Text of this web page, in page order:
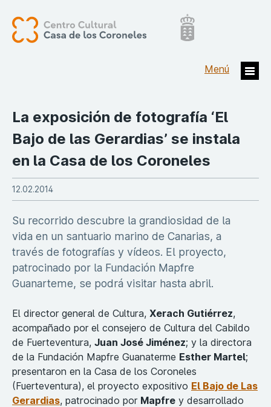
La exposición de fotografía ‘El
Bajo de las Gerardias’ se instala
en la Casa de los Coroneles
12.02.2014
Su recorrido descubre la grandiosidad de la
vida en un santuario marino de Canarias, a
través de fotografías y vídeos. El proyecto,
patrocinado por la Fundación Mapfre
Guanarteme, se podrá visitar hasta abril.
El director general de Cultura, Xerach Gutiérrez,
acompañado por el consejero de Cultura del Cabildo
de Fuerteventura, Juan José Jiménez; y la directora
de la Fundación Mapfre Guanaterme Esther Martel;
presentaron en la Casa de los Coroneles
(Fuerteventura), el proyecto expositivo El Bajo de Las
Gerardias, patrocinado por Mapfre y desarrollado